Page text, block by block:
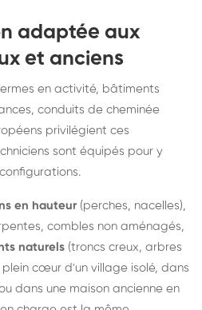
adaptée aux
et anciens
en activité, bâtiments
conduits de cheminée
privilégient ces
sont équipés pour y
en hauteur (perches, nacelles),
combles non aménagés,
naturels (troncs creux, arbres
plein cœur d'un village isolé, dans
dans une maison ancienne en